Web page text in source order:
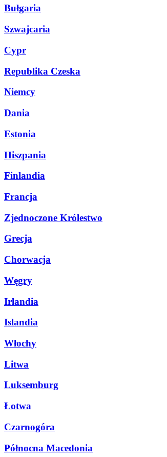
Bułgaria
Szwajcaria
Cypr
Republika Czeska
Niemcy
Dania
Estonia
Hiszpania
Finlandia
Francja
Zjednoczone Królestwo
Grecja
Chorwacja
Węgry
Irlandia
Islandia
Włochy
Litwa
Luksemburg
Łotwa
Czarnogóra
Północna Macedonia